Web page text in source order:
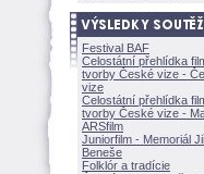
Festival BAF
Celostátní přehlídka
tvorby České vize -
vize
Celostátní přehlídka
tvorby České vize -
ARSfilm
Juniorfilm - Memoriál
Beneše
Folklór a tradície